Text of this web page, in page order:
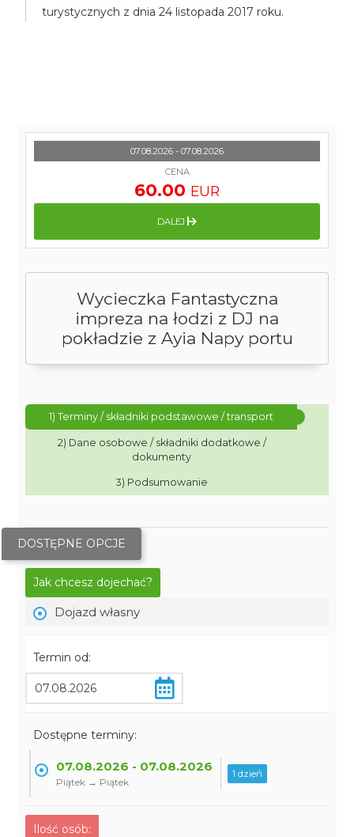
turystycznych z dnia 24 listopada 2017 roku.
Wycieczka Fantastyczna
impreza na łodzi z DJ na
pokładzie z Ayia Napy portu
1) Terminy / składniki podstawowe / transport
2) Dane osobowe / składniki dodatkowe /
dokumenty
3) Podsumowanie
DOSTĘPNE OPCJE
Jak chcesz dojechać?
Dojazd własny
Termin od:
Dostępne terminy:
07.08.2026 - 07.08.2026
Piątek → Piątek
1 dzień
Ilość osób:
07.08.2026 - 07.08.2026
CENA
60.00 EUR
DALEJ